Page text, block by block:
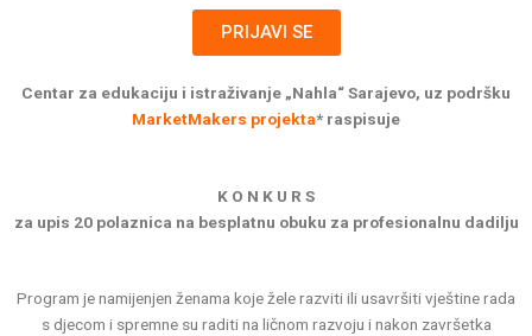
PRIJAVI SE
Centar za edukaciju i istraživanje „Nahla“ Sarajevo, uz podršku
MarketMakers projekta* raspisuje
K O N K U R S
za upis 20 polaznica na besplatnu obuku za profesionalnu dadilju
Program je namijenjen ženama koje žele razviti ili usavršiti vještine rada
s djecom i spremne su raditi na ličnom razvoju i nakon završetka